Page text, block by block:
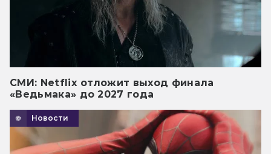
СМИ: Netflix отложит выход финала
«Ведьмака» до 2027 года
Новости